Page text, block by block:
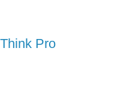
Pro